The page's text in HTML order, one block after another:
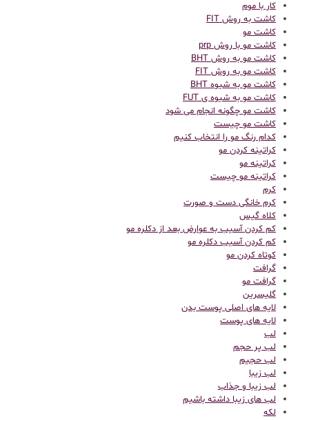
کار با موم
کاشت به روش FIT
کاشت مو
کاشت مو با روش prp
کاشت مو به روش BHT
کاشت مو به روش FIT
کاشت مو به شیوه BHT
کاشت مو به شیوه ی FUT
کاشت مو چگونه انجام می شود
کاشت مو چیست
کدام رنگ مو را انتخاب کنیم
کراتینه کردن مو
کراتینه مو
کراتینه مو چیست
کرم
کرم خانگی دست و صورت
کلاه گیس
کم کردن آسیب به عوارض بعد از دکلره مو
کم کردن آسیب دکلره مو
کوتاه کردن مو
گرافت
گرافت مو
گلیسرین
لایه های اصلی پوست بدن
لایه های پوست
لب
لب پر حجم
لب حجیم
لب زیبا
لب زیبا و جذاب
لب های زیبا داشته باشیم
لکه